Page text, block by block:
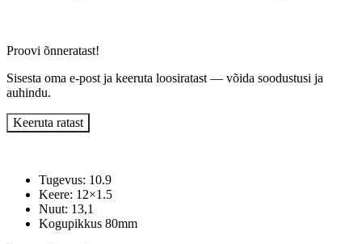
Proovi õnneratast!
Sisesta oma e-post ja keeruta loosiratast — võida soodustusi ja
auhindu.
Keeruta ratast
Tugevus: 10.9
Keere: 12×1.5
Nuut: 13,1
Kogupikkus 80mm